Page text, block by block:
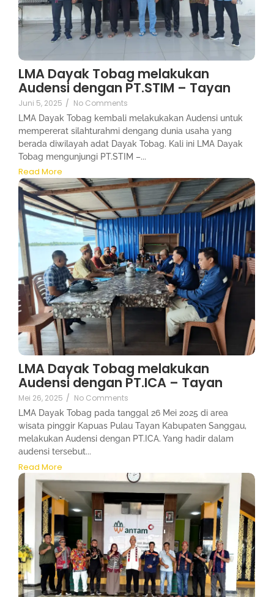
LMA Dayak Tobag melakukan
Audensi dengan PT.STIM – Tayan
Juni 5, 2025 / No Comments
LMA Dayak Tobag kembali melakukakan Audensi untuk
mempererat silahturahmi dengang dunia usaha yang
berada diwilayah adat Dayak Tobag. Kali ini LMA Dayak
Tobag mengunjungi PT.STIM –...
Read More
LMA Dayak Tobag melakukan
Audensi dengan PT.ICA – Tayan
Mei 26, 2025 / No Comments
LMA Dayak Tobag pada tanggal 26 Mei 2025 di area
wisata pinggir Kapuas Pulau Tayan Kabupaten Sanggau,
melakukan Audensi dengan PT.ICA. Yang hadir dalam
audensi tersebut...
Read More